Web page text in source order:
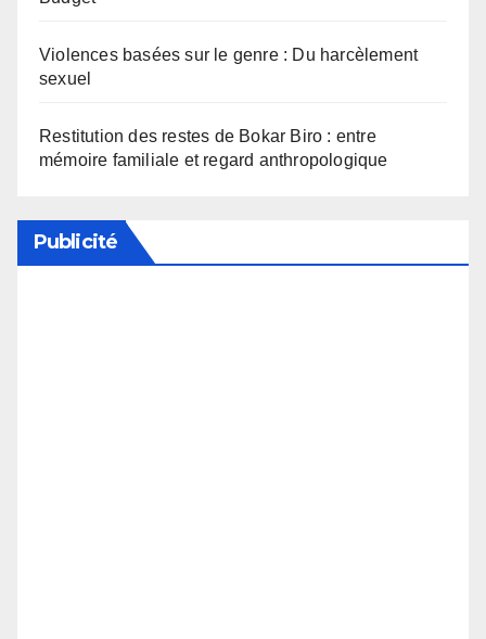
Violences basées sur le genre : Du harcèlement
sexuel
Restitution des restes de Bokar Biro : entre
mémoire familiale et regard anthropologique
Publicité